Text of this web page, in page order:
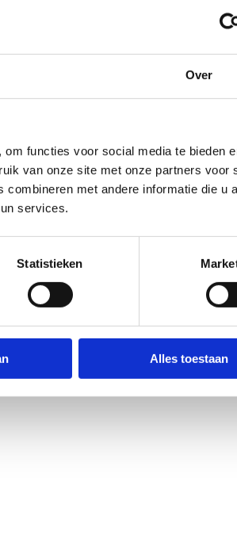
Over
functies voor social media te bieden
van onze site met onze partners voor
met andere informatie die u
services.
Statistieken
Alles toestaan
©